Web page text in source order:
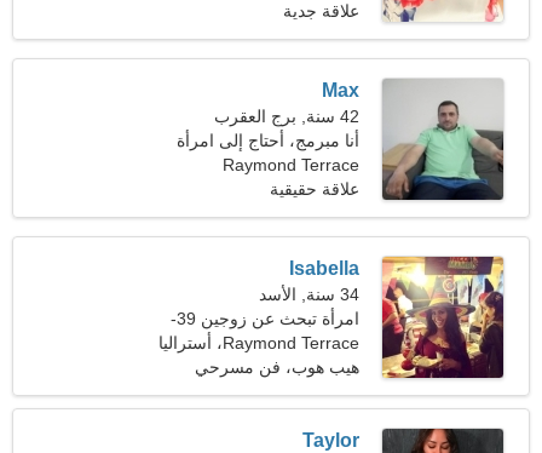
(134 رطلا)
علاقة جدية
Max
42 سنة, برج العقرب
أنا مبرمج، أحتاج إلى امرأة
رائعة
Raymond Terrace
علاقة حقيقية
Isabella
34 سنة, الأسد
امرأة تبحث عن زوجين 39-
44
Raymond Terrace، أستراليا
هيب هوب، فن مسرحي
Taylor